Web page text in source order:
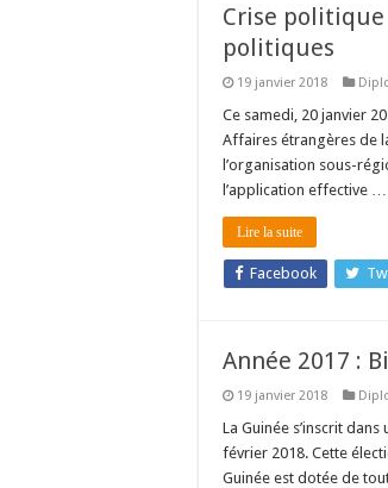
Crise politique
politiques
19 janvier 2018
Ce samedi, 20 janvier
Affaires étrangères de
l’organisation sous-
l’application effective …
Lire la suite
Facebook
Année 2017 :
19 janvier 2018
La Guinée s’inscrit
février 2018. Cette
Guinée est dotée de